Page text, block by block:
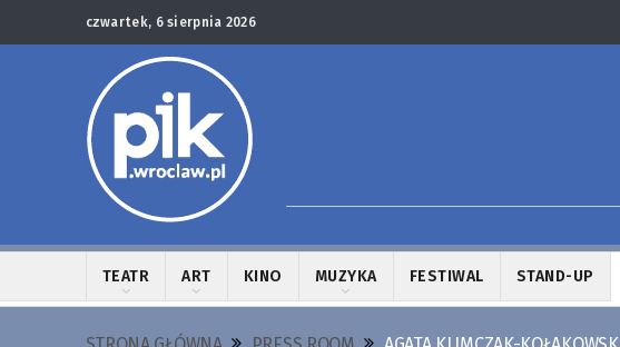
czwartek, 6 sierpnia 2026
TEATR ART KINO MUZYKA FESTIWAL STAND-UP